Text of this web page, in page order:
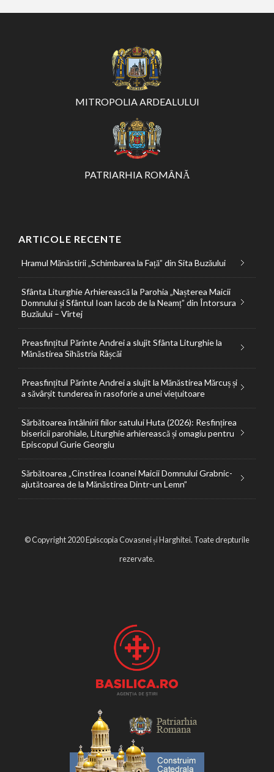
MITROPOLIA ARDEALULUI
PATRIARHIA ROMÂNĂ
ARTICOLE RECENTE
Hramul Mănăstirii „Schimbarea la Față” din Sita Buzăului
Sfânta Liturghie Arhierească la Parohia „Nașterea Maicii
Domnului și Sfântul Ioan Iacob de la Neamț” din Întorsura
Buzăului – Vîrtej
Preasfințitul Părinte Andrei a slujit Sfânta Liturghie la
Mănăstirea Sihăstria Râșcăi
Preasfințitul Părinte Andrei a slujit la Mănăstirea Mărcuș și
a săvârșit tunderea în rasoforie a unei viețuitoare
Sărbătoarea întâlnirii fiilor satului Huta (2026): Resfințirea
bisericii parohiale, Liturghie arhierească și omagiu pentru
Episcopul Gurie Georgiu
Sărbătoarea „Cinstirea Icoanei Maicii Domnului Grabnic-
ajutătoarea de la Mănăstirea Dintr-un Lemn”
© Copyright 2020 Episcopia Covasnei și Harghitei. Toate drepturile
rezervate.